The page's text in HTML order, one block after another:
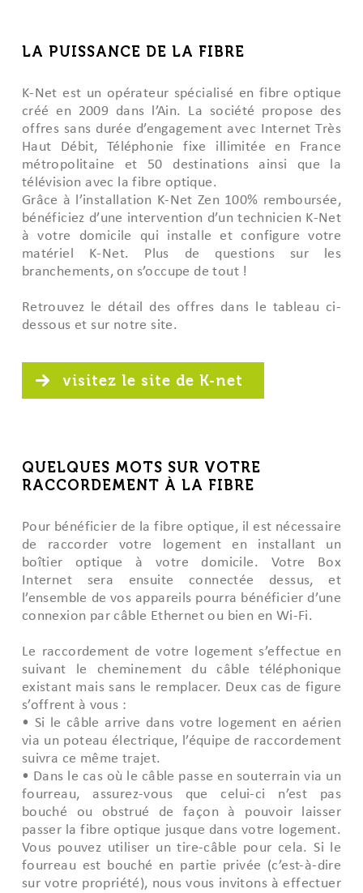
LA PUISSANCE DE LA FIBRE
K-Net est un opérateur spécialisé en fibre optique
créé en 2009 dans l’Ain. La société propose des
offres sans durée d’engagement avec Internet Très
Haut Débit, Téléphonie fixe illimitée en France
métropolitaine et 50 destinations ainsi que la
télévision avec la fibre optique.
Grâce à l’installation K-Net Zen 100% remboursée,
bénéficiez d’une intervention d’un technicien K-Net
à votre domicile qui installe et configure votre
matériel K-Net. Plus de questions sur les
branchements, on s’occupe de tout !
Retrouvez le détail des offres dans le tableau ci-
dessous et sur notre site.
visitez le site de K-net
QUELQUES MOTS SUR VOTRE
RACCORDEMENT À LA FIBRE
Pour bénéficier de la fibre optique, il est nécessaire
de raccorder votre logement en installant un
boîtier optique à votre domicile. Votre Box
Internet sera ensuite connectée dessus, et
l’ensemble de vos appareils pourra bénéficier d’une
connexion par câble Ethernet ou bien en Wi-Fi.
Le raccordement de votre logement s’effectue en
suivant le cheminement du câble téléphonique
existant mais sans le remplacer. Deux cas de figure
s’offrent à vous :
• Si le câble arrive dans votre logement en aérien
via un poteau électrique, l’équipe de raccordement
suivra ce même trajet.
• Dans le cas où le câble passe en souterrain via un
fourreau, assurez-vous que celui-ci n’est pas
bouché ou obstrué de façon à pouvoir laisser
passer la fibre optique jusque dans votre logement.
Vous pouvez utiliser un tire-câble pour cela. Si le
fourreau est bouché en partie privée (c’est-à-dire
sur votre propriété), nous vous invitons à effectuer